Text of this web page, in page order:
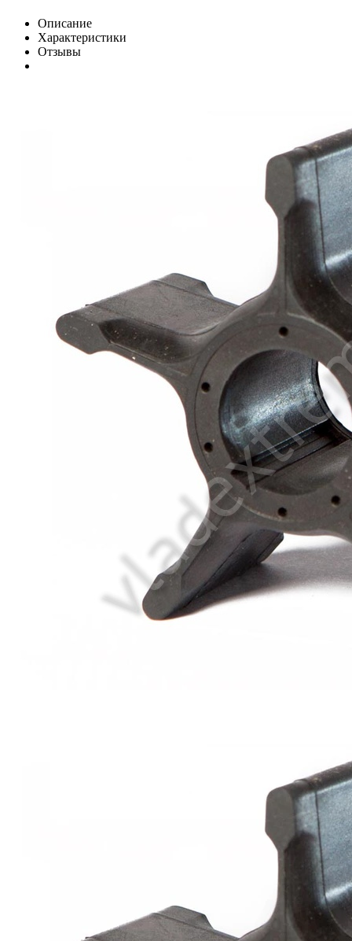
Описание
Характеристики
Отзывы